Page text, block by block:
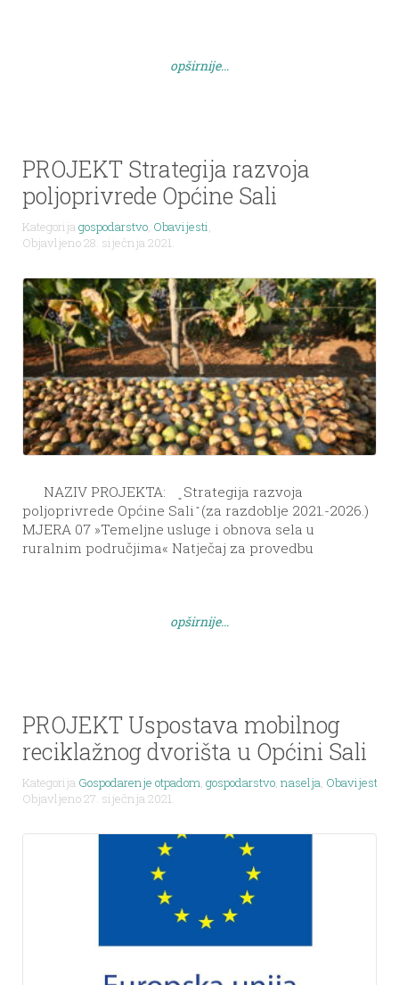
opširnije...
PROJEKT Strategija razvoja
poljoprivrede Općine Sali
Kategorijagospodarstvo, Obavijesti,
Objavljeno 28. siječnja 2021.
NAZIV PROJEKTA: ͈ Strategija razvoja
poljoprivrede Općine Sali ̎ (za razdoblje 2021.-2026.)
MJERA 07 »Temeljne usluge i obnova sela u
ruralnim područjima« Natječaj za provedbu
opširnije...
PROJEKT Uspostava mobilnog
reciklažnog dvorišta u Općini Sali
Kategorija Gospodarenje otpadom, gospodarstvo, naselja, Obavijesti
Objavljeno 27. siječnja 2021.